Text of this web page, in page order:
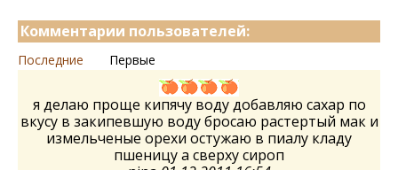
Комментарии пользователей:
Последние Первые
я делаю проще кипячу воду добавляю сахар по
вкусу в закипевшую воду бросаю растертый мак и
измельченые орехи остужаю в пиалу кладу
пшеницу а сверху сироп